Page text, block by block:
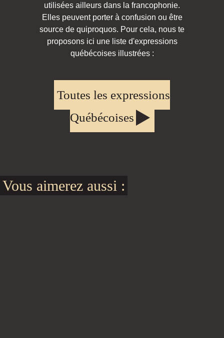
utilisées ailleurs dans la francophonie.
Elles peuvent porter à confusion ou être
source de quiproquos. Pour cela, nous te
proposons ici une liste d'expressions
québécoises illustrées :
Toutes les expressions
Québécoises
Vous aimerez aussi :